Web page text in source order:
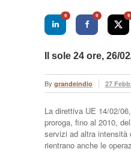
0 0 0
Il sole 24 ore, 26/
By grandeindio 27
La direttiva UE 14/02/
proroga, fino al 2010,
servizi ad altra intensità
rientrano anche le